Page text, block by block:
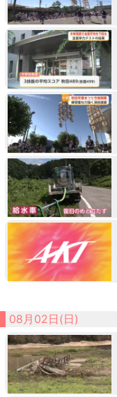
08月02日(日)